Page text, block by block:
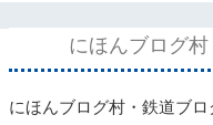
にほんブログ
にほんブログ村・鉄道ブ